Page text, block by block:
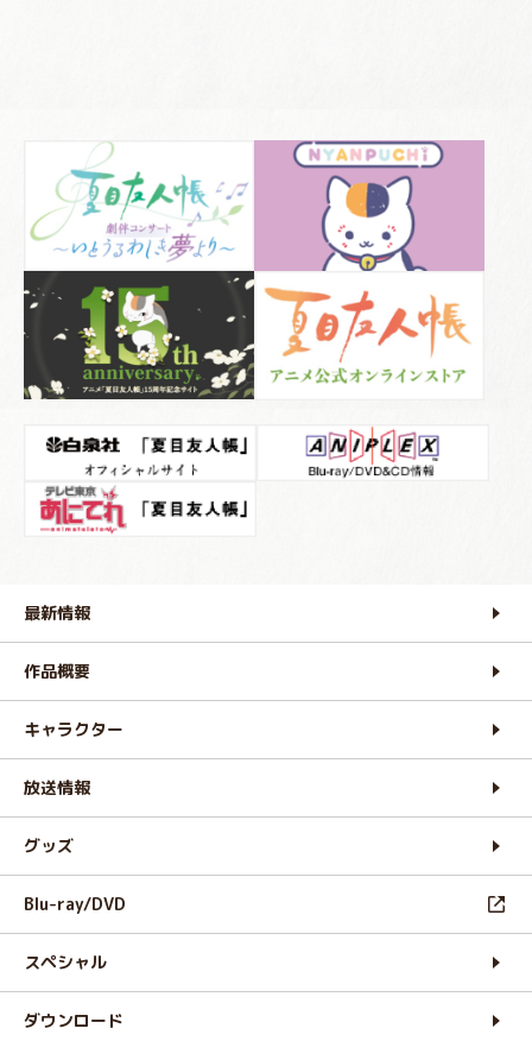
最新情報
作品概要
キャラクター
放送情報
グッズ
Blu-ray/DVD
スペシャル
ダウンロード